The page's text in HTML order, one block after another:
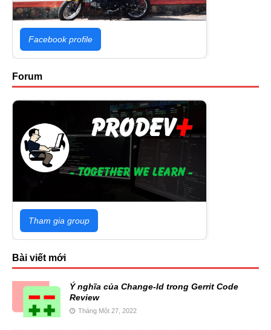
Facebook profile
Forum
Tham gia group
Bài viết mới
Ý nghĩa của Change-Id trong Gerrit Code
Review
Tháng Một 27, 2022